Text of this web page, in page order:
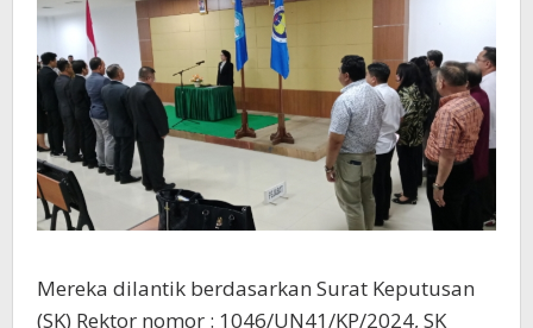
Mereka dilantik berdasarkan Surat Keputusan
(SK) Rektor nomor : 1046/UN41/KP/2024, SK